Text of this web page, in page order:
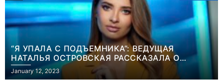
“Я УПАЛА С ПОДЪЕМНИКА”: ВЕДУЩАЯ
НАТАЛЬЯ ОСТРОВСКАЯ РАССКАЗАЛА О
НЕПРИЯТНОМ ИНЦИДЕНТЕ В ЗИМНИХ
КАРПАТАХ
January 12, 2023
Новости
Победительница
Геймеры